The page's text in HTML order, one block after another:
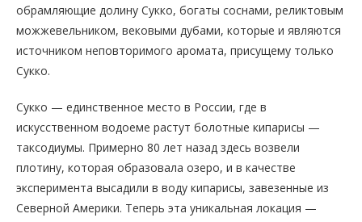
обрамляющие долину Сукко, богаты соснами, реликтовым
можжевельником, вековыми дубами, которые и являются
источником неповторимого аромата, присущему только
Сукко.
Сукко — единственное место в России, где в
искусственном водоеме растут болотные кипарисы —
таксодиумы. Примерно 80 лет назад здесь возвели
плотину, которая образовала озеро, и в качестве
эксперимента высадили в воду кипарисы, завезенные из
Северной Америки. Теперь эта уникальная локация —